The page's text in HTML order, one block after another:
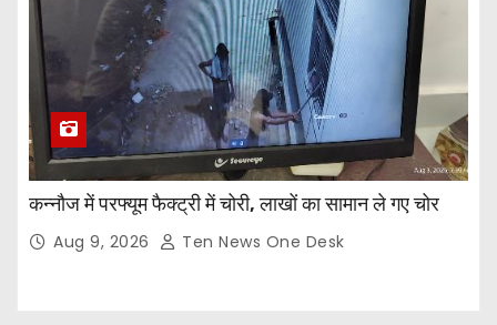
कन्नौज में परफ्यूम फैक्ट्री में चोरी, लाखों का सामान ले गए चोर
Aug 9, 2026 Ten News One Desk